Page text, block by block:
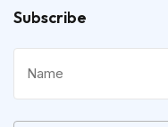
Subscribe